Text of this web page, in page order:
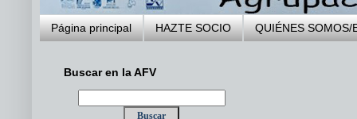
Página principal HAZTE SOCIO QUIÉNES SOMOS/
Buscar en la AFV